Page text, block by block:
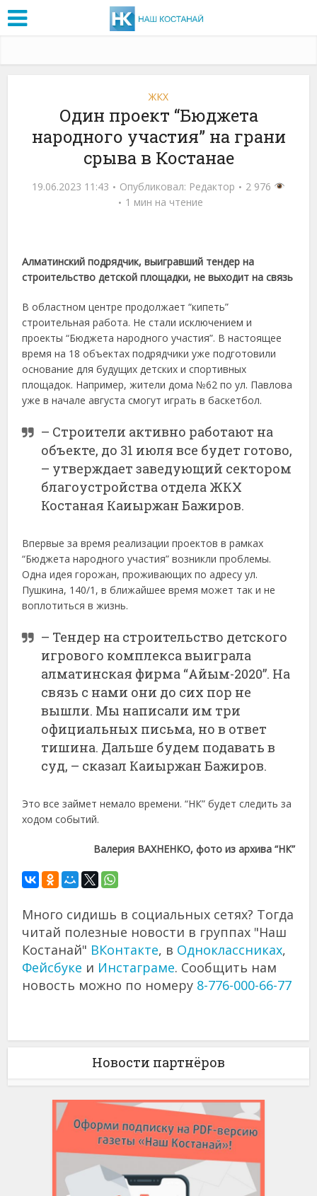
ЖКХ
Один проект “Бюджета
народного участия” на грани
срыва в Костанае
19.06.2023 11:43 Опубликовал: Редактор
2 976
1 мин на чтение
Алматинский подрядчик, выигравший тендер на
строительство детской площадки, не выходит на связь
В областном центре продолжает “кипеть”
строительная работа. Не стали исключением и
проекты “Бюджета народного участия”. В настоящее
время на 18 объектах подрядчики уже подготовили
основание для будущих детских и спортивных
площадок. Например, жители дома №62 по ул. Павлова
уже в начале августа смогут играть в баскетбол.
– Строители активно работают на
объекте, до 31 июля все будет готово,
– утверждает заведующий сектором
благоустройства отдела ЖКХ
Костаная Каиыржан Бажиров.
Впервые за время реализации проектов в рамках
“Бюджета народного участия” возникли проблемы.
Одна идея горожан, проживающих по адресу ул.
Пушкина, 140/1, в ближайшее время может так и не
воплотиться в жизнь.
– Тендер на строительство детского
игрового комплекса выиграла
алматинская фирма “Айым-2020”. На
связь с нами они до сих пор не
вышли. Мы написали им три
официальных письма, но в ответ
тишина. Дальше будем подавать в
суд, – сказал Каиыржан Бажиров.
Это все займет немало времени. “НК” будет следить за
ходом событий.
Валерия ВАХНЕНКО, фото из архива “НК”
Много сидишь в социальных сетях? Тогда
читай полезные новости в группах "Наш
Костанай" ВКонтакте, в Одноклассниках,
Фейсбуке и Инстаграме. Сообщить нам
новость можно по номеру 8-776-000-66-77
Новости партнёров